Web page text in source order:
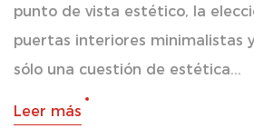
punto de vista estético, la
puertas interiores minimalistas
sólo una cuestión de estética...
Leer más